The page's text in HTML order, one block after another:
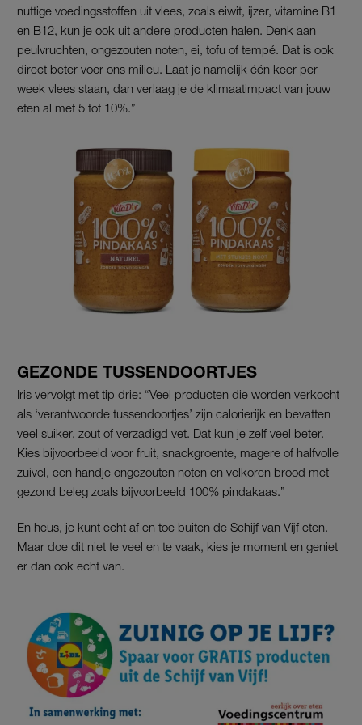
nuttige voedingsstoffen uit vlees, zoals eiwit, ijzer, vitamine B1
en B12, kun je ook uit andere producten halen. Denk aan
peulvruchten, ongezouten noten, ei, tofu of tempé. Dat is ook
direct beter voor ons milieu. Laat je namelijk één keer per
week vlees staan, dan verlaag je de klimaatimpact van jouw
eten al met 5 tot 10%.”
GEZONDE TUSSENDOORTJES
Iris vervolgt met tip drie: “Veel producten die worden verkocht
als ‘verantwoorde tussendoortjes’ zijn calorierijk en bevatten
veel suiker, zout of verzadigd vet. Dat kun je zelf veel beter.
Kies bijvoorbeeld voor fruit, snackgroente, magere of halfvolle
zuivel, een handje ongezouten noten en volkoren brood met
gezond beleg zoals bijvoorbeeld 100% pindakaas.”
En heus, je kunt echt af en toe buiten de Schijf van Vijf eten.
Maar doe dit niet te veel en te vaak, kies je moment en geniet
er dan ook echt van.